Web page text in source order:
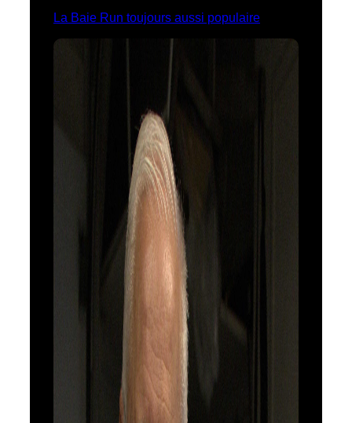
La Baie Run toujours aussi populaire